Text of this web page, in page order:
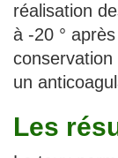
réalisation
à -20 °
conservation
un
Les